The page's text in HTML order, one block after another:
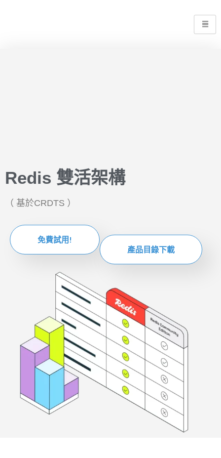
Redis 雙活架構
（ 基於CRDTS ）
免費試用!
產品目錄下載